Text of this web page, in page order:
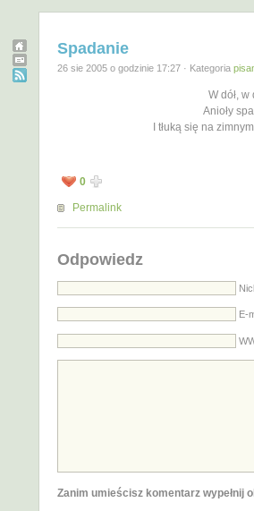
Spadanie
26 sie 2005 o godzinie 17:27 · Kategoria
W dół, w
Anioły
I tłuką się na
0
Permalink
Odpowiedz
E-
Zanim umieścisz komentarz wypełnij